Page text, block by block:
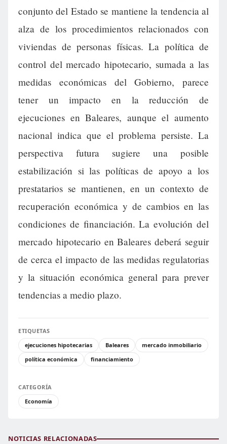
conjunto del Estado se mantiene la tendencia al
alza de los procedimientos relacionados con
viviendas de personas físicas. La política de
control del mercado hipotecario, sumada a las
medidas económicas del Gobierno, parece
tener un impacto en la reducción de
ejecuciones en Baleares, aunque el aumento
nacional indica que el problema persiste. La
perspectiva futura sugiere una posible
estabilización si las políticas de apoyo a los
prestatarios se mantienen, en un contexto de
recuperación económica y de cambios en las
condiciones de financiación. La evolución del
mercado hipotecario en Baleares deberá seguir
de cerca el impacto de las medidas regulatorias
y la situación económica general para prever
tendencias a medio plazo.
ETIQUETAS
ejecuciones hipotecarias
Baleares
mercado inmobiliario
política económica
financiamiento
CATEGORÍA
Economía
NOTICIAS RELACIONADAS